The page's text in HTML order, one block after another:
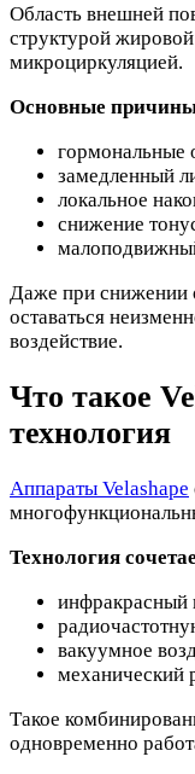
Область внешней
структурой
микроциркуляцией.
Основные
гормональные
замедленный
локальное
снижение
Даже при снижении
оставаться
воздействие.
Что такое
технология
Аппараты Velashape
Технология
инфракрасный
вакуумное
механический
Такое
одновременно